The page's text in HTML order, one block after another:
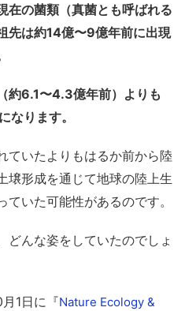
在の菌類（真菌とも呼ばれる
先は約14億〜9億年前に出現
約6.1〜4.3億年前）よりも
なります。
ていたよりもはるか前から陸
壌形成を通じて地球の陸上生
いた可能性があるのです。
どんな姿をしていたのでしょ
1日に『Nature Ecology &